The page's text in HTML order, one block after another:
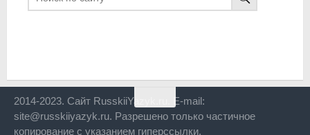
2014-2023. Сайт RusskiiYazyk.ru. E-mail:
site@russkiiyazyk.ru. Разрешено только частичное
копирование с указанием гиперссылки.